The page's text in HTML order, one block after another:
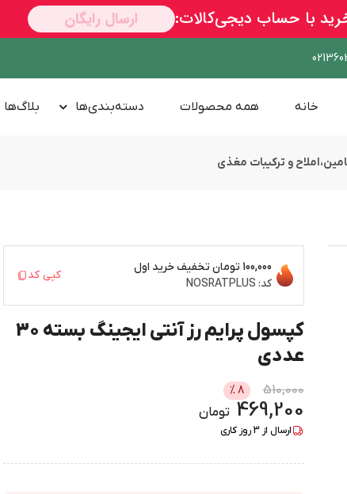
خانه همه محصولات دسته‌بندی‌ها بلاگ‌ها
و ترکیبات مغذی
100,000 تومان
تخفیف خرید اول
کد: NOSRATPLUS
کپی کد
کپسول پرایم رز آنتی ایجینگ بسته 30
عددی
510,000
8
%
469,200 تومان
ارسال از 3روز کاری